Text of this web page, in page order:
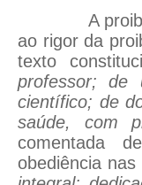
A proibição
ao rigor da
texto
professor; de
científico; de
saúde, com
comentada
obediência